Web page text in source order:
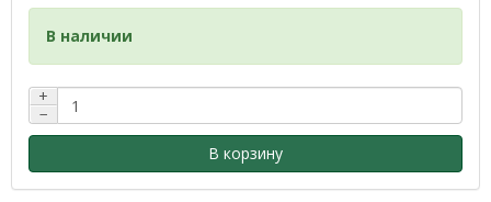
В наличии
+
−
В корзину